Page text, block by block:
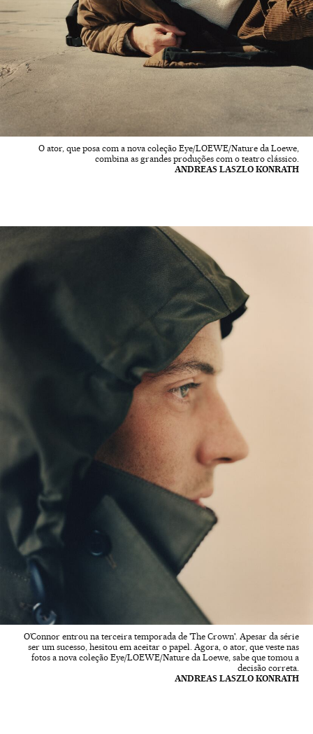
O ator, que posa com a nova coleção Eye/LOEWE/Nature da Loewe,
combina as grandes produções com o teatro clássico.
ANDREAS LASZLO KONRATH
O’Connor entrou na terceira temporada de 'The Crown'. Apesar da série
ser um sucesso, hesitou em aceitar o papel. Agora, o ator, que veste nas
fotos a nova coleção Eye/LOEWE/Nature da Loewe, sabe que tomou a
decisão correta.
ANDREAS LASZLO KONRATH